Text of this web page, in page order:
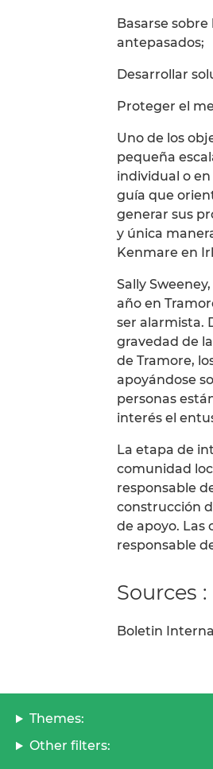
Basarse
antepasados;
Desarrollar
Proteger el
Uno de los
pequeña
individual o
guía que
generar sus
y única
Kenmare en
Sally
año en
ser alarmista.
gravedad de
de Tramore,
apoyándose
personas
interés el
La etapa de
comunidad
responsable
construcción
de apoyo. Las
responsable
Sources :
Boletin
Themes:
Other filters: